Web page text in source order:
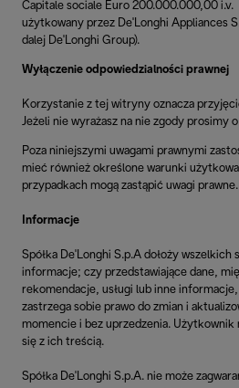
Capitale sociale Euro 200.000.000,00
użytkowany przez De'Longhi Appliances
dalej De'Longhi Group).
Wyłączenie odpowiedzialności prawnej
Korzystanie z tej witryny oznacza
Jeżeli nie wyrażasz na nie zgody prosimy
Poza niniejszymi uwagami prawnymi
mieć również określone warunki
przypadkach mogą zastąpić uwagi prawne.
Informacje
Spółka De'Longhi S.p.A dołoży
informacje; czy przedstawiające dane,
rekomendacje, usługi lub inne
zastrzega sobie prawo do zmian i
momencie i bez uprzedzenia. Użytkownik
się z ich treścią.
Spółka De'Longhi S.p.A. nie może